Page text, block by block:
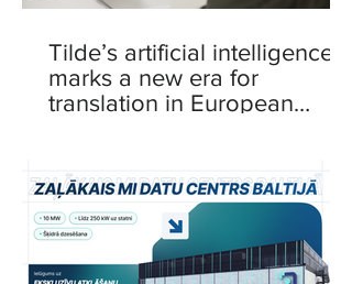
Tilde’s artificial intelligence
marks a new era for
translation in European